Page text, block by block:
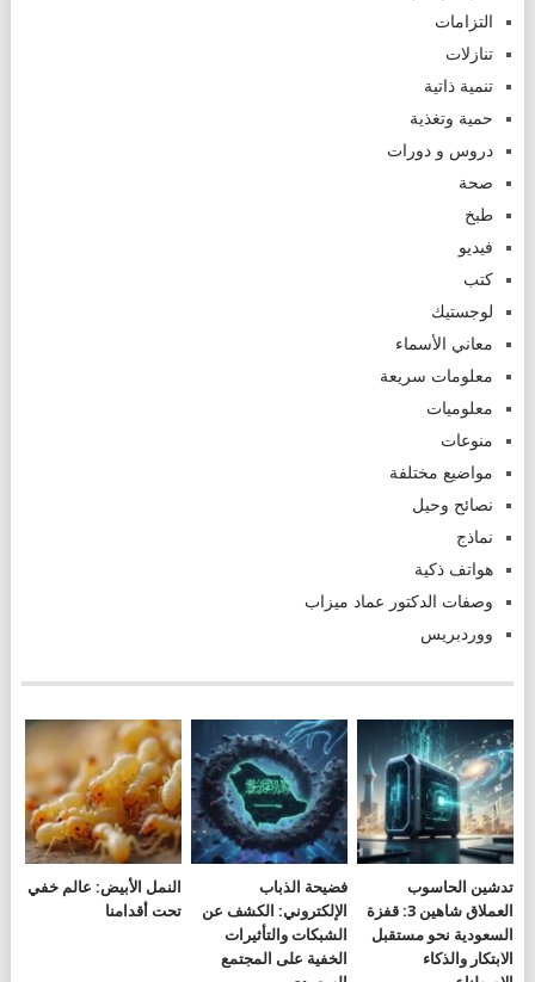
التزامات
تنازلات
تنمية ذاتية
حمية وتغذية
دروس و دورات
صحة
طبخ
فيديو
كتب
لوجستيك
معاني الأسماء
معلومات سريعة
معلوميات
منوعات
مواضيع مختلفة
نصائح وحيل
نماذج
هواتف ذكية
وصفات الدكتور عماد ميزاب
ووردبريس
تدشين الحاسوب
العملاق شاهين 3: قفزة
السعودية نحو مستقبل
الابتكار والذكاء
فضيحة الذباب
الإلكتروني: الكشف عن
الشبكات والتأثيرات
الخفية على المجتمع
النمل الأبيض: عالم خفي
تحت أقدامنا